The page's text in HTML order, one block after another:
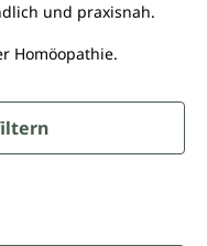
und praxisnah.
Homöopathie.